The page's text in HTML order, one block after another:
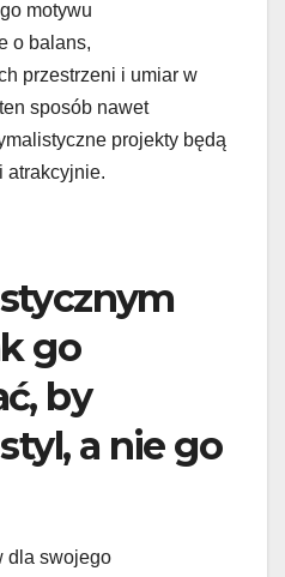
motywu
o balans,
przestrzeni i umiar w
sposób nawet
projekty będą
atrakcyjnie.
go
by
a nie go
dla swojego